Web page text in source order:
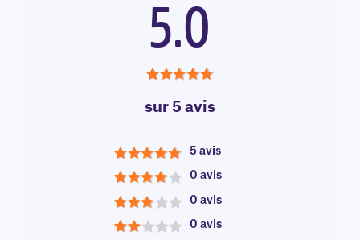
5.0
sur 5 avis
5
5 avis
4
0 avis
3
0 avis
0 avis